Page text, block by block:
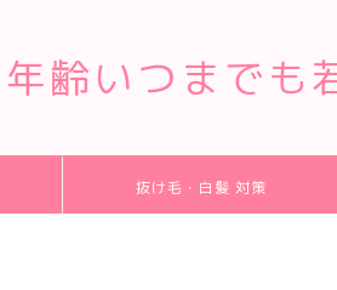
齢いつまでも
抜け毛・白髪 対策